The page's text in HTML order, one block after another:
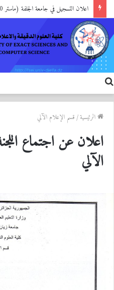
اعلان التسجيل في جامعة الجلفة (ماستر 20%، DEUA,..)
عن
الرئيسية/قسم الإعلام الآلي
اعلان عن اجتماع
الآلي